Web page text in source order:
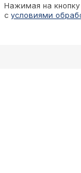
Нажимая на
с условиями